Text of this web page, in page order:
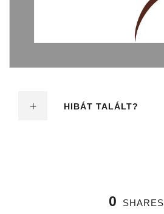
HIBÁT TALÁLT?
0 SHARES